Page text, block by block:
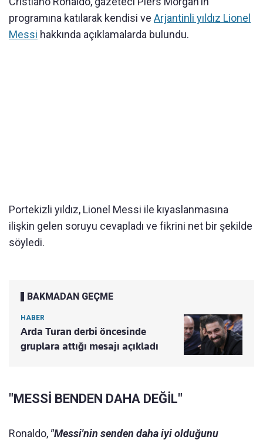
programına katılarak kendisi ve Arjantinli yıldız Lionel
Messi hakkında açıklamalarda bulundu.
Portekizli yıldız, Lionel Messi ile kıyaslanmasına
ilişkin gelen soruyu cevapladı ve fikrini net bir şekilde
söyledi.
BAKMADAN GEÇME
HABER
Arda Turan derbi öncesinde
gruplara attığı mesajı açıkladı
"MESSİ BENDEN DAHA DEĞİL"
Ronaldo, "Messi'nin senden daha iyi olduğunu